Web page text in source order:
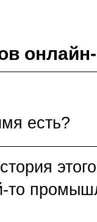
есть?
то